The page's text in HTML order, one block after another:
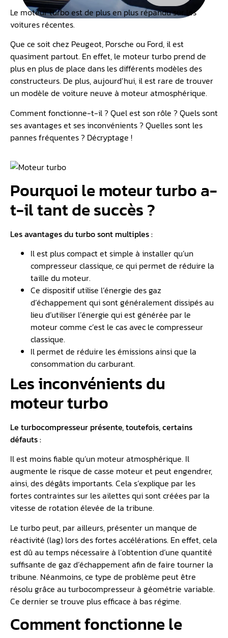
Le moteur turbo est de plus en plus répandu sur les
voitures récentes.
Que ce soit chez Peugeot, Porsche ou Ford, il est
quasiment partout. En effet, le moteur turbo prend de
plus en plus de place dans les différents modèles des
constructeurs. De plus, aujourd’hui, il est rare de trouver
un modèle de voiture neuve à moteur atmosphérique.
Comment fonctionne-t-il ? Quel est son rôle ? Quels sont
ses avantages et ses inconvénients ? Quelles sont les
pannes fréquentes ? Décryptage !
Pourquoi le moteur turbo a-
t-il tant de succès ?
Les avantages du turbo sont multiples :
Il est plus compact et simple à installer qu’un
compresseur classique, ce qui permet de réduire la
taille du moteur.
Ce dispositif utilise l’énergie des gaz
d’échappement qui sont généralement dissipés au
lieu d’utiliser l’énergie qui est générée par le
moteur comme c’est le cas avec le compresseur
classique.
Il permet de réduire les émissions ainsi que la
consommation du carburant.
Les inconvénients du
moteur turbo
Le turbocompresseur présente, toutefois, certains
défauts :
Il est moins fiable qu’un moteur atmosphérique. Il
augmente le risque de casse moteur et peut engendrer,
ainsi, des dégâts importants. Cela s’explique par les
fortes contraintes sur les ailettes qui sont créées par la
vitesse de rotation élevée de la tribune.
Le turbo peut, par ailleurs, présenter un manque de
réactivité (lag) lors des fortes accélérations. En effet, cela
est dû au temps nécessaire à l’obtention d’une quantité
suffisante de gaz d’échappement afin de faire tourner la
tribune. Néanmoins, ce type de problème peut être
résolu grâce au turbocompresseur à géométrie variable.
Ce dernier se trouve plus efficace à bas régime.
Comment fonctionne le